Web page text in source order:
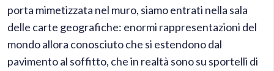
porta mimetizzata nel muro, siamo entrati nella sala
delle carte geografiche: enormi rappresentazioni del
mondo allora conosciuto che si estendono dal
pavimento al soffitto, che in realtà sono su sportelli di